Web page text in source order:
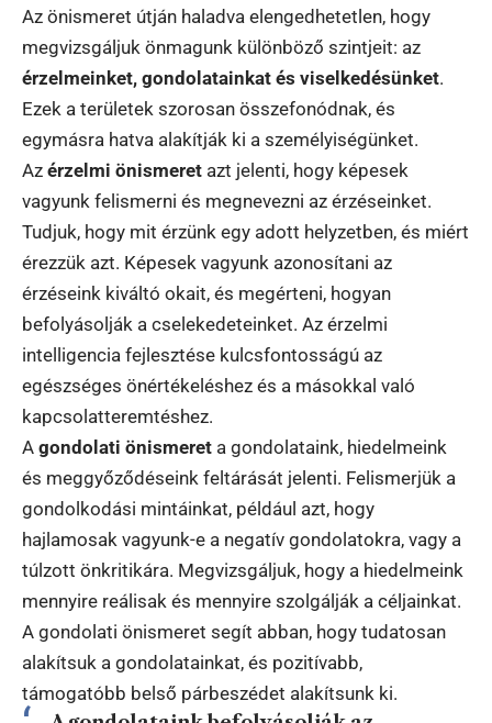
Az önismeret útján haladva elengedhetetlen, hogy
megvizsgáljuk önmagunk különböző szintjeit: az
érzelmeinket, gondolatainkat és viselkedésünket.
Ezek a területek szorosan összefonódnak, és
egymásra hatva alakítják ki a személyiségünket.
Az érzelmi önismeret azt jelenti, hogy képesek
vagyunk felismerni és megnevezni az érzéseinket.
Tudjuk, hogy mit érzünk egy adott helyzetben, és miért
érezzük azt. Képesek vagyunk azonosítani az
érzéseink kiváltó okait, és megérteni, hogyan
befolyásolják a cselekedeteinket. Az érzelmi
intelligencia fejlesztése kulcsfontosságú az
egészséges önértékeléshez és a másokkal való
kapcsolatteremtéshez.
A gondolati önismeret a gondolataink, hiedelmeink
és meggyőződéseink feltárását jelenti. Felismerjük a
gondolkodási mintáinkat, például azt, hogy
hajlamosak vagyunk-e a negatív gondolatokra, vagy a
túlzott önkritikára. Megvizsgáljuk, hogy a hiedelmeink
mennyire reálisak és mennyire szolgálják a céljainkat.
A gondolati önismeret segít abban, hogy tudatosan
alakítsuk a gondolatainkat, és pozitívabb,
támogatóbb belső párbeszédet alakítsunk ki.